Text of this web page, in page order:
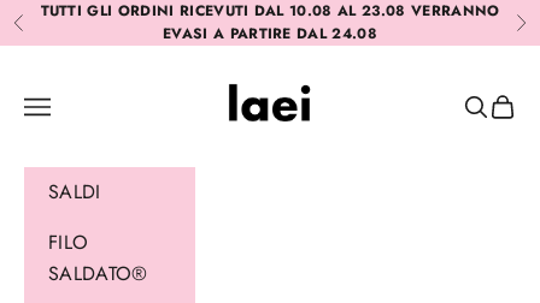
Vai al contenuto
Precedente
TUTTI GLI ORDINI RICEVUTI DAL 10.08 AL 23.08 VERRANNO
EVASI A PARTIRE DAL 24.08
Laei
Menù
Cerca
SALDI
FILO
SALDATO®